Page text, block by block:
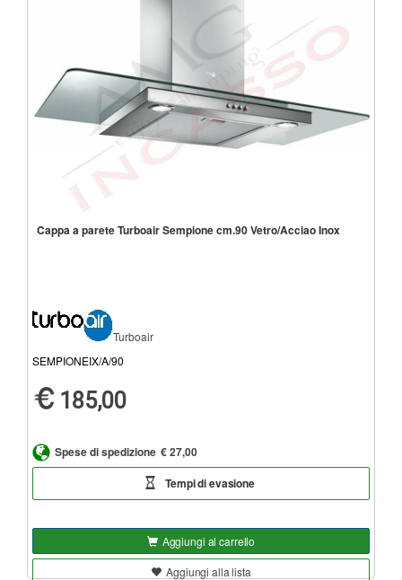
Cappa a parete Turboair Sempione cm.90 Vetro/Acciao Inox
Turboair
SEMPIONEIX/A/90
185,00
Spese di spedizione € 27,00
Tempi di evasione
Aggiungi al carrello
Aggiungi alla lista